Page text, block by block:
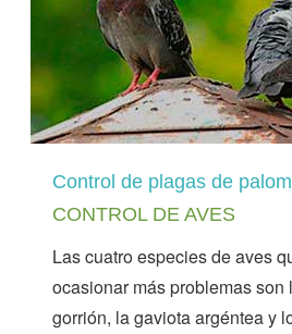
Control de plagas de
CONTROL DE AVES
Las cuatro especies de aves
ocasionar más problemas son
gorrión, la gaviota argéntea y